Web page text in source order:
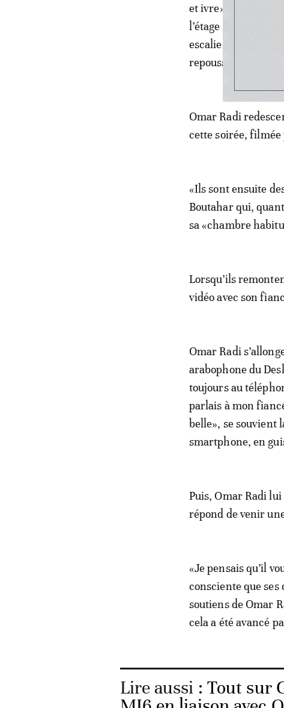
et ivre», se
l’étage chercher
escaliers, il se
repousser», nous
Omar Radi
cette soirée, filmée
«Ils sont ensuite
Boutahar qui,
sa «chambre
Lorsqu’ils
vidéo avec son
Omar Radi
arabophone du
toujours au
parlais à mon
belle», se souvient
smartphone, en
Puis, Omar Radi
répond de venir
«Je pensais qu’il
consciente que
soutiens de Omar
cela a été avancé
Lire aussi : Tout sur